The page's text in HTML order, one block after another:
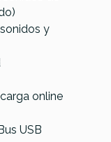
y
online
USB